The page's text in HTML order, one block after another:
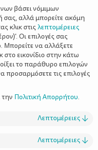
μέσα από
βάσει νόμιμων
σας, αλλά μπορείτε ακόμη
κλικ στις λεπτομέρειες
Οι επιλογές σας
Μπορείτε να αλλάξετε
εικονίδιο στην κάτω
το παράθυρο επιλογών
τις επιλογές
Πολιτική Απορρήτου.
Λεπτομέρειες ↓
Λεπτομέρειες ↓